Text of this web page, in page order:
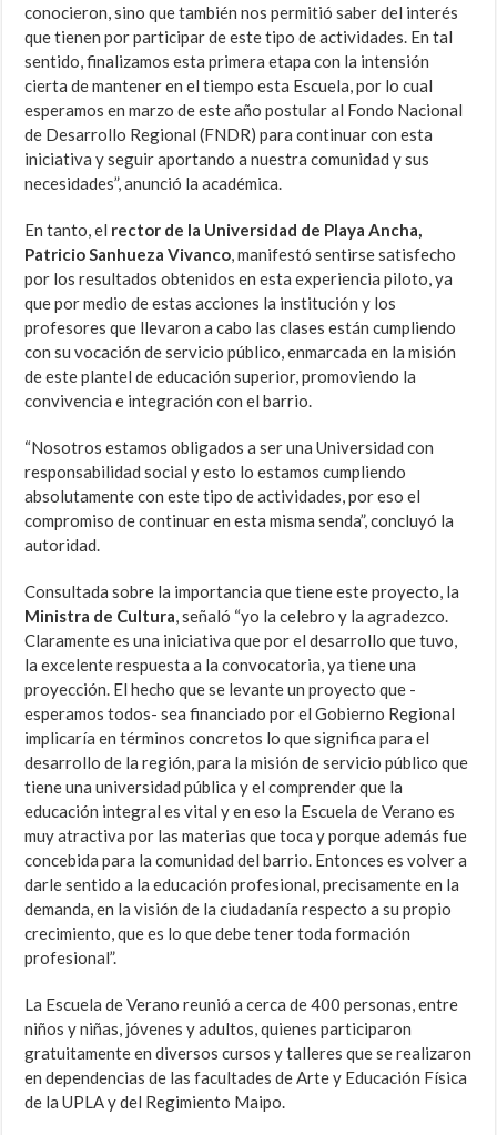
conocieron, sino que también nos permitió saber del interés
que tienen por participar de este tipo de actividades. En tal
sentido, finalizamos esta primera etapa con la intensión
cierta de mantener en el tiempo esta Escuela, por lo cual
esperamos en marzo de este año postular al Fondo Nacional
de Desarrollo Regional (FNDR) para continuar con esta
iniciativa y seguir aportando a nuestra comunidad y sus
necesidades”, anunció la académica.
En tanto, el rector de la Universidad de Playa Ancha,
Patricio Sanhueza Vivanco, manifestó sentirse satisfecho
por los resultados obtenidos en esta experiencia piloto, ya
que por medio de estas acciones la institución y los
profesores que llevaron a cabo las clases están cumpliendo
con su vocación de servicio público, enmarcada en la misión
de este plantel de educación superior, promoviendo la
convivencia e integración con el barrio.
“Nosotros estamos obligados a ser una Universidad con
responsabilidad social y esto lo estamos cumpliendo
absolutamente con este tipo de actividades, por eso el
compromiso de continuar en esta misma senda”, concluyó la
autoridad.
Consultada sobre la importancia que tiene este proyecto, la
Ministra de Cultura, señaló “yo la celebro y la agradezco.
Claramente es una iniciativa que por el desarrollo que tuvo,
la excelente respuesta a la convocatoria, ya tiene una
proyección. El hecho que se levante un proyecto que -
esperamos todos- sea financiado por el Gobierno Regional
implicaría en términos concretos lo que significa para el
desarrollo de la región, para la misión de servicio público que
tiene una universidad pública y el comprender que la
educación integral es vital y en eso la Escuela de Verano es
muy atractiva por las materias que toca y porque además fue
concebida para la comunidad del barrio. Entonces es volver a
darle sentido a la educación profesional, precisamente en la
demanda, en la visión de la ciudadanía respecto a su propio
crecimiento, que es lo que debe tener toda formación
profesional”.
La Escuela de Verano reunió a cerca de 400 personas, entre
niños y niñas, jóvenes y adultos, quienes participaron
gratuitamente en diversos cursos y talleres que se realizaron
en dependencias de las facultades de Arte y Educación Física
de la UPLA y del Regimiento Maipo.